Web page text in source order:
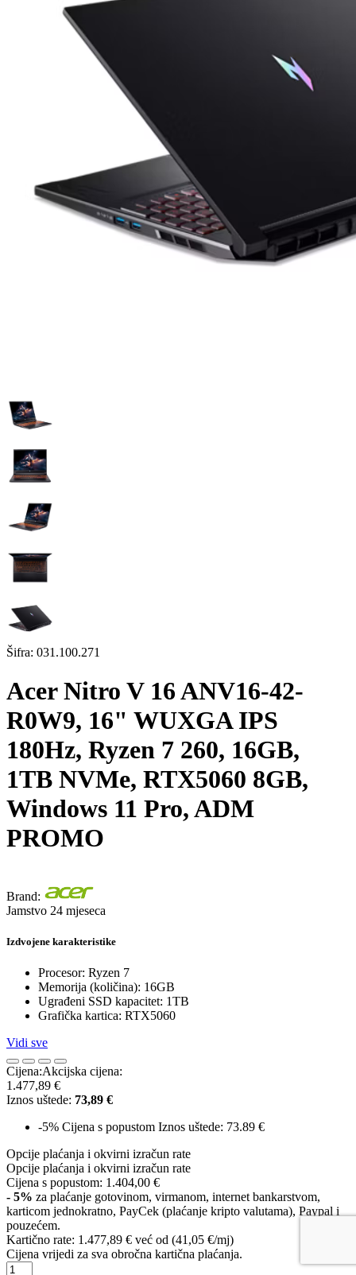
Šifra: 031.100.271
Acer Nitro V 16 ANV16-42-
R0W9, 16" WUXGA IPS
180Hz, Ryzen 7 260, 16GB,
1TB NVMe, RTX5060 8GB,
Windows 11 Pro, ADM
PROMO
Brand:
Jamstvo 24 mjeseca
Izdvojene karakteristike
Procesor: Ryzen 7
Memorija (količina): 16GB
Ugrađeni SSD kapacitet: 1TB
Grafička kartica: RTX5060
Vidi sve
Cijena:Akcijska cijena:
1.477,89 €
Iznos uštede: 73,89 €
-5% Cijena s popustom Iznos uštede: 73.89 €
Opcije plaćanja i okvirni izračun rate
Opcije plaćanja i okvirni izračun rate
Cijena s popustom: 1.404,00 €
- 5% za plaćanje gotovinom, virmanom, internet bankarstvom,
karticom jednokratno, PayCek (plaćanje kripto valutama), Paypal i
pouzećem.
Kartično rate: 1.477,89 € već od (41,05 €/mj)
Cijena vrijedi za sva obročna kartična plaćanja.